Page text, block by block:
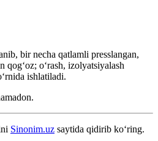
bir necha qatlamli presslangan,
oʻrash, izolyatsiyalash
ishlatiladi.
Sinonim.uz saytida qidirib ko‘ring.